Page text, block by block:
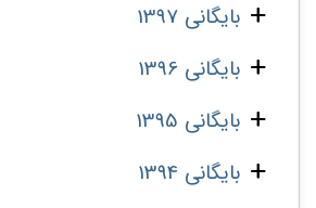
بایگانی 1397
بایگانی 1396
بایگانی 1395
بایگانی 1394